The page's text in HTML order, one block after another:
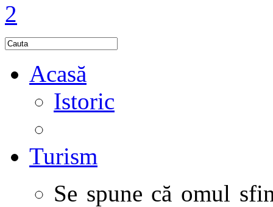
Acasă
Istoric
Turism
Se spune că omul